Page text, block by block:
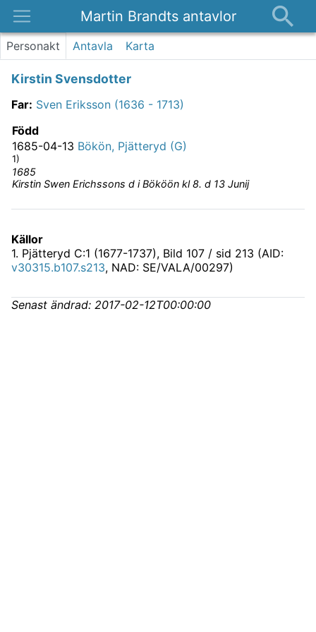
Martin Brandts antavlor
Platser
Personakt Antavla Karta
Kirstin Svensdotter
Far: Sven Eriksson (1636 - 1713)
Född
1685-04-13 Bökön, Pjätteryd (G)
1)
1685
Kirstin Swen Erichssons d i Bököön kl 8. d 13 Junij
Källor
1. Pjätteryd C:1 (1677-1737), Bild 107 / sid 213 (AID:
v30315.b107.s213, NAD: SE/VALA/00297)
Senast ändrad: 2017-02-12T00:00:00